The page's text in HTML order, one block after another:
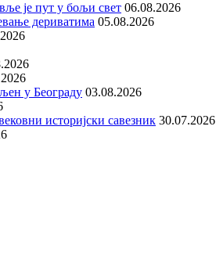
је пут у бољи свет 06.08.2026
дериватима 05.08.2026
у Београду 03.08.2026
историјски савезник 30.07.2026